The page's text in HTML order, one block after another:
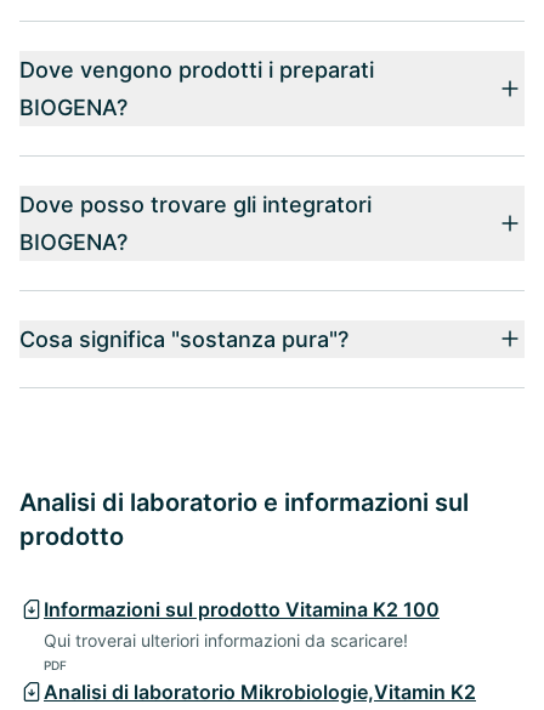
Dove vengono prodotti i preparati
BIOGENA?
Dove posso trovare gli integratori
BIOGENA?
Cosa significa "sostanza pura"?
Analisi di laboratorio e informazioni sul
prodotto
Informazioni sul prodotto Vitamina K2 100
Qui troverai ulteriori informazioni da scaricare!
PDF
Analisi di laboratorio Mikrobiologie,Vitamin K2